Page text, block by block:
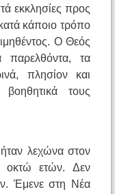
εκκλησίες προς
κάποιο τρόπο
Ο Θεός
παρελθόντα, τα
πλησίον και
τους
λεχώνα στον
οκτώ ετών. Δεν
Έμενε στη Νέα